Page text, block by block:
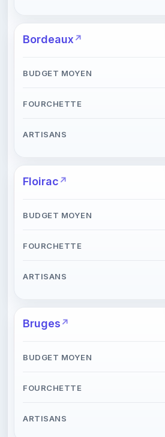
Bordeaux
Floirac
Bruges